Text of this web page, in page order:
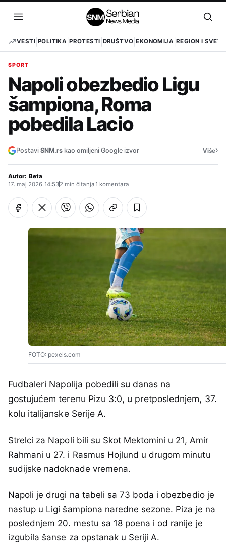
sadržaj
Otvori
meni
VESTI POLITIKA PROTESTI DRUŠTVO EKONOMIJA REGION I SVET
SPORT
Napoli obezbedio Ligu
šampiona, Roma
pobedila Lacio
Postavi SNM.rs kao omiljeni Google izvor Više›
Autor: Beta
17. maj 2026.14:532 min čitanja1 komentara
FOTO: pexels.com
Fudbaleri Napolija pobedili su danas na
gostujućem terenu Pizu 3:0, u pretposlednjem, 37.
kolu italijanske Serije A.
Strelci za Napoli bili su Skot Mektomini u 21, Amir
Rahmani u 27. i Rasmus Hojlund u drugom minutu
sudijske nadoknade vremena.
Napoli je drugi na tabeli sa 73 boda i obezbedio je
nastup u Ligi šampiona naredne sezone. Piza je na
poslednjem 20. mestu sa 18 poena i od ranije je
izgubila šanse za opstanak u Seriji A.